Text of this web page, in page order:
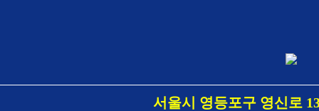
서울시 영등포구 영신로